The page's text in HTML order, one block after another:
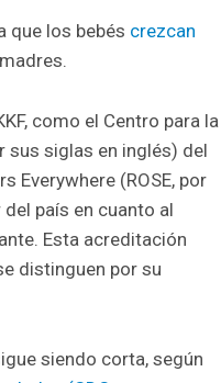
que los bebés crezcan
como el Centro para la
sus siglas en inglés) del
Everywhere (ROSE, por
país en cuanto al
Esta acreditación
distinguen por su
siendo corta, según